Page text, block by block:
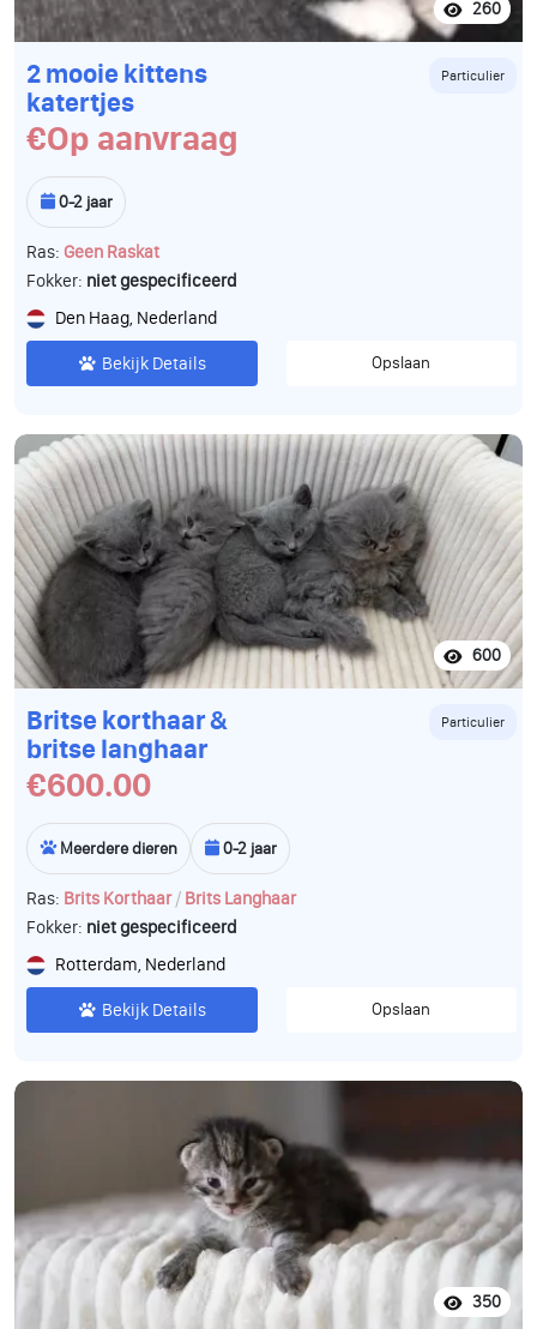
260
2 mooie kittens
katertjes
Particulier
€Op aanvraag
0-2 jaar
Ras: Geen Raskat
Fokker: niet gespecificeerd
Den Haag, Nederland
Bekijk Details Opslaan
600
Britse korthaar &
britse langhaar
Particulier
€600.00
Meerdere dieren 0-2 jaar
Ras: Brits Korthaar/ Brits Langhaar
Fokker: niet gespecificeerd
Rotterdam, Nederland
Bekijk Details Opslaan
350